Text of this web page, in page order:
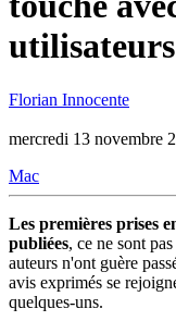
utilisateurs
Florian Innocente
mercredi 13 novembre
Mac
Les premières prises
publiées, ce ne sont
auteurs n'ont guère
avis exprimés se
quelques-uns.